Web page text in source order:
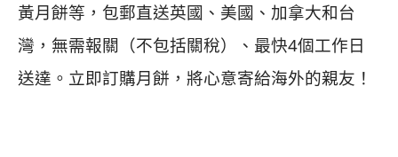
黃月餅等，包郵直送英國、美國、加拿大和台
灣，無需報關（不包括關稅）、最快4個工作日
送達。立即訂購月餅，將心意寄給海外的親友！